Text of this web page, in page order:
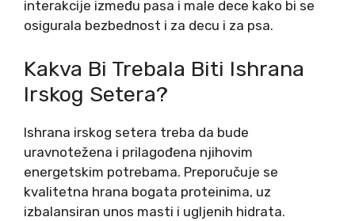
interakcije između pasa i male dece kako bi se
osigurala bezbednost i za decu i za psa.
Kakva Bi Trebala Biti Ishrana
Irskog Setera?
Ishrana irskog setera treba da bude
uravnotežena i prilagođena njihovim
energetskim potrebama. Preporučuje se
kvalitetna hrana bogata proteinima, uz
izbalansiran unos masti i ugljenih hidrata.